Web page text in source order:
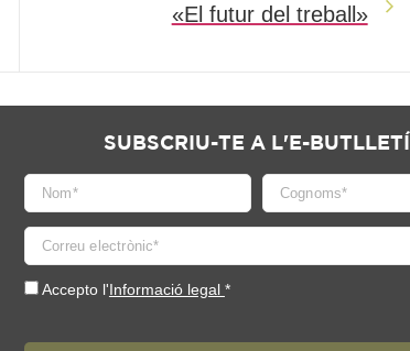
«El futur del treball»
SUBSCRIU-TE A L'E-BUTLLETÍ
Accepto l'Informació legal *